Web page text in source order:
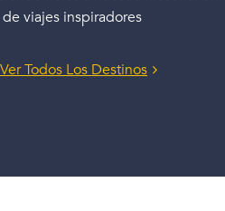
viajes inspiradores
Ver Todos Los Destinos